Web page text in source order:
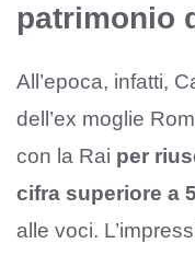
patrimonio
All’epoca, infatti,
dell’ex moglie
con la Rai per
cifra superiore a
alle voci.